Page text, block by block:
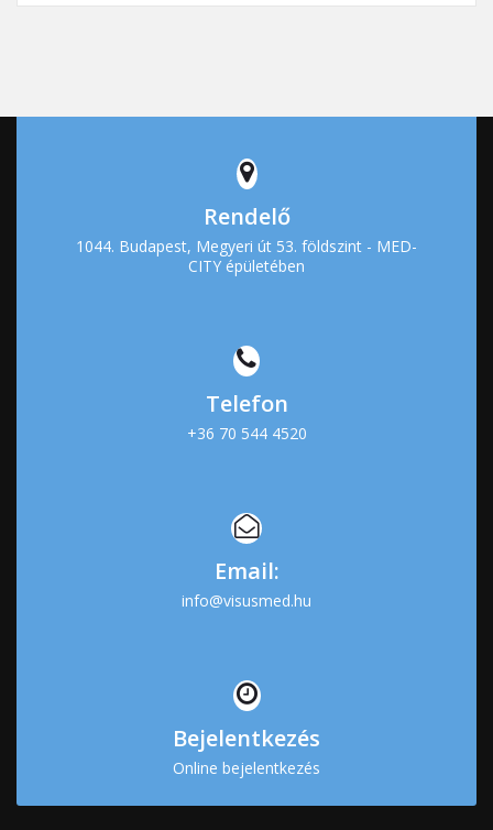
Rendelő
1044. Budapest, Megyeri út 53. földszint - MED-
CITY épületében
Telefon
+36 70 544 4520
Email:
info@visusmed.hu
Bejelentkezés
Online bejelentkezés